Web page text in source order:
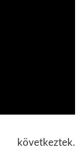
következtek.